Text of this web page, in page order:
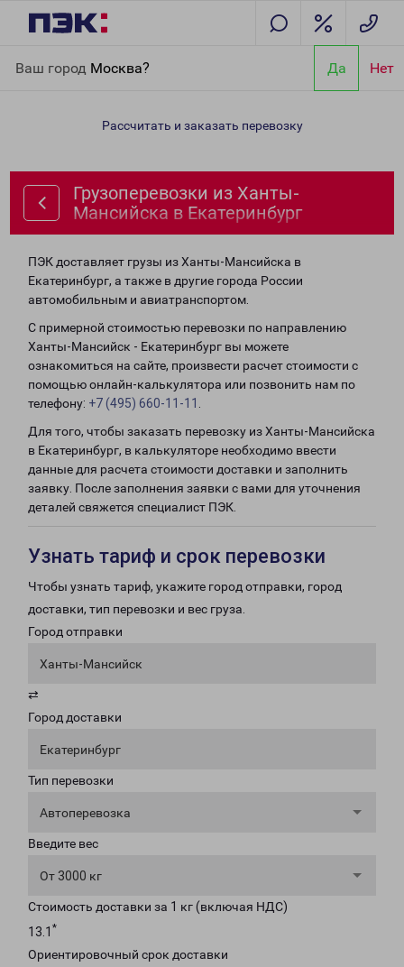
Ваш город Москва? Да Нет
Екатеринбург
Рассчитать и заказать перевозку
Грузоперевозки из Ханты-
Мансийска в Екатеринбург
ПЭК доставляет грузы из Ханты-Мансийска в
Екатеринбург, а также в другие города России
автомобильным и авиатранспортом.
С примерной стоимостью перевозки по направлению
Ханты-Мансийск - Екатеринбург вы можете
ознакомиться на сайте, произвести расчет стоимости с
помощью онлайн-калькулятора или позвонить нам по
телефону: +7 (495) 660-11-11
Для того, чтобы заказать перевозку из Ханты-Мансийска
в Екатеринбург, в калькуляторе необходимо ввести
данные для расчета стоимости доставки и заполнить
заявку. После заполнения заявки с вами для уточнения
деталей свяжется специалист ПЭК.
Узнать тариф и срок перевозки
Чтобы узнать тариф, укажите город отправки, город
доставки, тип перевозки и вес груза.
Город отправки
Ханты-Мансийск
⇄
Город доставки
Екатеринбург
Тип перевозки
Автоперевозка
Введите вес
От 3000 кг
Стоимость доставки за 1 кг (включая НДС)
13.1 *
Ориентировочный срок доставки